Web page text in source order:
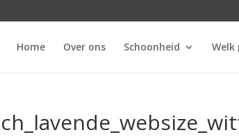
Home Over ons Schoonheid